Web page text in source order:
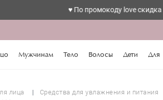
♥️ По промокоду love скидка 10%
Мужчинам Тело Волосы Дети Для
лица Средства для увлажнения и питания